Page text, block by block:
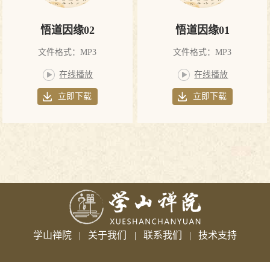
悟道因缘02
文件格式：MP3
在线播放
立即下载
悟道因缘01
文件格式：MP3
在线播放
立即下载
学山禅院 | 关于我们 | 联系我们 | 技术支持